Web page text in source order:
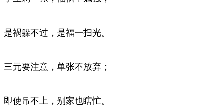
是祸躲不过，是福一扫光。
三元要注意，单张不放弃；
即使吊不上，别家也瞎忙。